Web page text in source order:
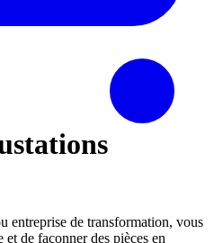
entreprise de transformation, vous
de façonner des pièces en